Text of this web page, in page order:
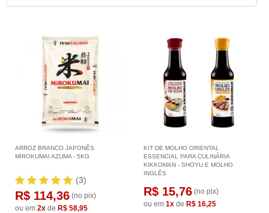
ARROZ BRANCO JAPONÊS
MIROKUMAI AZUMA - 5KG
(3)
R$ 114,36 (no pix)
ou em 2x de R$ 58,95
KIT DE MOLHO ORIENTAL
ESSENCIAL PARA CULINÁRIA
KIKKOMAN - SHOYU E MOLHO
INGLÊS
R$ 15,76 (no pix)
ou em 1x de R$ 16,25